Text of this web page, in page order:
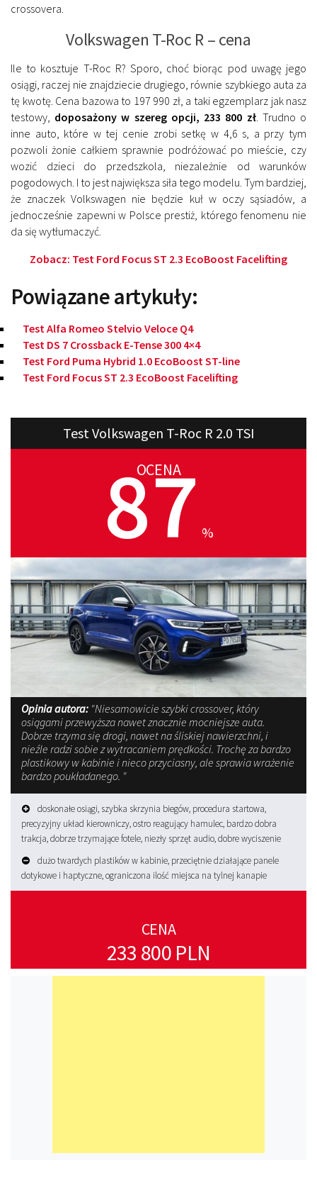
crossovera.
Volkswagen T-Roc R – cena
Ile to kosztuje T-Roc R? Sporo, choć biorąc pod uwagę jego
osiągi, raczej nie znajdziecie drugiego, równie szybkiego auta za
tę kwotę. Cena bazowa to 197 990 zł, a taki egzemplarz jak nasz
testowy, doposażony w szereg opcji, 233 800 zł. Trudno o
inne auto, które w tej cenie zrobi setkę w 4,6 s, a przy tym
pozwoli żonie całkiem sprawnie podróżować po mieście, czy
wozić dzieci do przedszkola, niezależnie od warunków
pogodowych. I to jest największa siła tego modelu. Tym bardziej,
że znaczek Volkswagen nie będzie kuł w oczy sąsiadów, a
jednocześnie zapewni w Polsce prestiż, którego fenomenu nie
da się wytłumaczyć.
Zobacz: Test Ford Focus ST 2.3 EcoBoost Facelifting
Powiązane artykuły:
Test Alfa Romeo Stelvio Veloce Q4
Test DS 7 Crossback E-Tense 300 4×4
Test Ford Puma Hybrid 1.0 EcoBoost ST-line
Test Ford Focus ST 2.3 EcoBoost Facelifting
Test Volkswagen T-Roc R 2.0 TSI
OCENA
87 %
Opinia autora: "Niesamowicie szybki crossover, który
osiągami przewyższa nawet znacznie mocniejsze auta.
Dobrze trzyma się drogi, nawet na śliskiej nawierzchni, i
nieźle radzi sobie z wytracaniem prędkości. Trochę za bardzo
plastikowy w kabinie i nieco przyciasny, ale sprawia wrażenie
bardzo poukładanego. "
doskonałe osiągi, szybka skrzynia biegów, procedura startowa,
precyzyjny układ kierowniczy, ostro reagujący hamulec, bardzo dobra
trakcja, dobrze trzymające fotele, niezły sprzęt audio, dobre wyciszenie
dużo twardych plastików w kabinie, przeciętnie działające panele
dotykowe i haptyczne, ograniczona ilość miejsca na tylnej kanapie
CENA
233 800 PLN